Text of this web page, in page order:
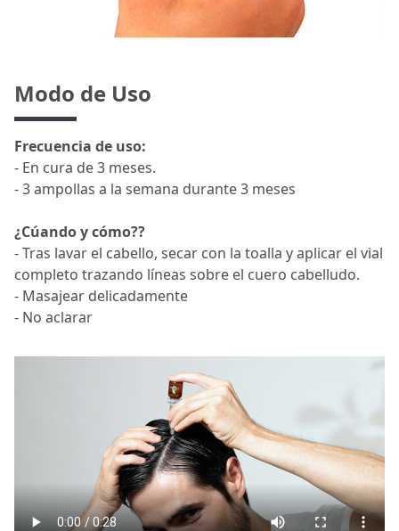
Modo de Uso
Frecuencia de uso:
- En cura de 3 meses.
- 3 ampollas a la semana durante 3 meses
¿Cúando y cómo??
- Tras lavar el cabello, secar con la toalla y aplicar el vial
completo trazando líneas sobre el cuero cabelludo.
- Masajear delicadamente
- No aclarar